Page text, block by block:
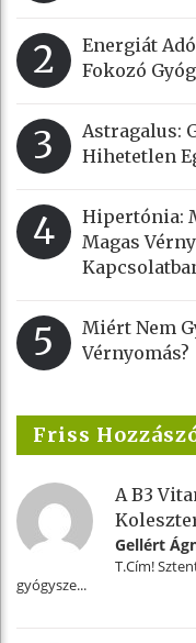
2
Energiát
Fokozó
3
Astragalus:
Hihetetlen
4
Hipertónia:
Magas
5
Miért Nem
Vérnyomás?
Friss
A B3
Gellért
T.Cím!
gyógysze...